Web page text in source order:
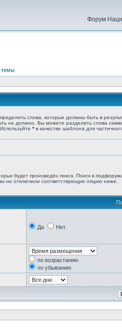
Форум
темы
слова, которые должны быть в
не должно. Вы можете разделить слова
* в качестве шаблона для
будет произведён поиск. Поиск в
не отключили соответствующую опцию ниже.
Да Нет
по возрастанию
по убыванию